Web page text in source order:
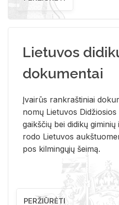
Lietuvos
dokumentai
Įvai­rūs rank­raš­ti­niai
no­mų Lie­tu­vos
gaikš­čių bei di­di­kų
ro­do Lie­tu­vos
pos kil­min­gų­jų šei­mą.
PERŽIŪRĖTI